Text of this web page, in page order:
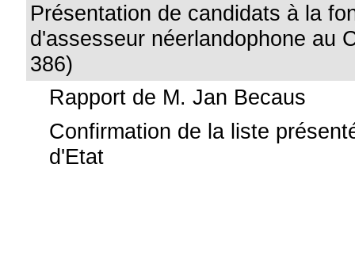
Présentation de candidats à la
d'assesseur néerlandophone au
386)
Rapport de M. Jan Becaus
Confirmation de la liste
d'Etat